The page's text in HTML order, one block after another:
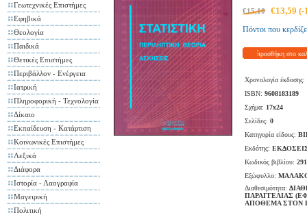
Γεωτεχνικές Επιστήμες
Εφηβικά
Θεολογία
Παιδικά
Θετικές Επιστήμες
Περιβάλλον - Ενέργεια
Ιατρική
Πληροφορική - Τεχνολογία
Δίκαιο
Εκπαίδευση - Κατάρτιση
Κοινωνικές Επιστήμες
Λεξικά
Διάφορα
Ιστορία - Λαογραφία
Μαγειρική
Πολιτική
€15,10 €13,59
Πόντοι που
προσθήκη στο
Χρονολογία έκδοσης:
ISBN: 9608183189
Σχήμα: 17x24
Σελίδες: 0
Κατηγορία είδους:
Εκδότης:
Κωδικός βιβλίου:
Εξώφυλλο:
Διαθεσιμότητα:
ΠΑΡΑΓΓΕΛΙΑΣ
ΑΠΟΘΕΜΑ ΣΤΟΝ